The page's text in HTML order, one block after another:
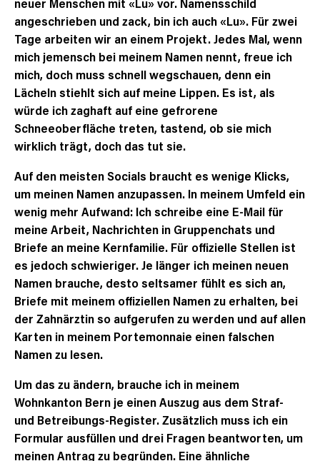
angeschrieben und zack, bin ich auch «Lu». Für zwei
Tage arbeiten wir an einem Projekt. Jedes Mal, wenn
mich jemensch bei meinem Namen nennt, freue ich
mich, doch muss schnell wegschauen, denn ein
Lächeln stiehlt sich auf meine Lippen. Es ist, als
würde ich zaghaft auf eine gefrorene
Schneeoberfläche treten, tastend, ob sie mich
wirklich trägt, doch das tut sie.
Auf den meisten Socials braucht es wenige Klicks,
um meinen Namen anzupassen. In meinem Umfeld ein
wenig mehr Aufwand: Ich schreibe eine E-Mail für
meine Arbeit, Nachrichten in Gruppenchats und
Briefe an meine Kernfamilie. Für offizielle Stellen ist
es jedoch schwieriger. Je länger ich meinen neuen
Namen brauche, desto seltsamer fühlt es sich an,
Briefe mit meinem offiziellen Namen zu erhalten, bei
der Zahnärztin so aufgerufen zu werden und auf allen
Karten in meinem Portemonnaie einen falschen
Namen zu lesen.
Um das zu ändern, brauche ich in meinem
Wohnkanton Bern je einen Auszug aus dem Straf-
und Betreibungs-Register. Zusätzlich muss ich ein
Formular ausfüllen und drei Fragen beantworten, um
meinen Antrag zu begründen. Eine ähnliche